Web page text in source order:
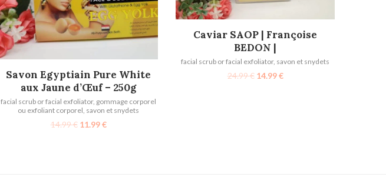
AJOUTER AU PANIER
Savon Egyptiain Pure White
aux Jaune d’Œuf – 250g
facial scrub or facial exfoliator, gommage corporel
ou exfoliant corporel savon et snydets
14.99€ 11.99€
AJOUTER AU PANIER
Caviar SAOP | Françoise
BEDON |
facial scrub or facial exfoliator, savon et snydets
24.99€ 14.99€